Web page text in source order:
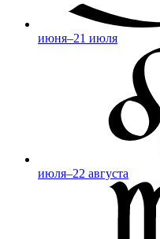
июня–21 июля
июля–22 августа